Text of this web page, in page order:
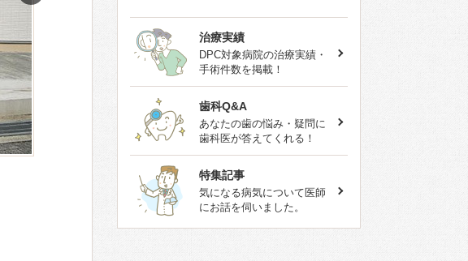
治療実績
DPC対象病院の治療実績・
手術件数を掲載！
歯科Q&A
あなたの歯の悩み・疑問に
歯科医が答えてくれる！
特集記事
気になる病気について医師
にお話を伺いました。